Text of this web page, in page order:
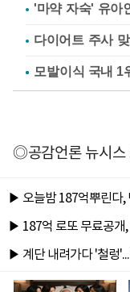
'마약 자숙' 유아
다이어트 주사
◎공감언론 뉴시스